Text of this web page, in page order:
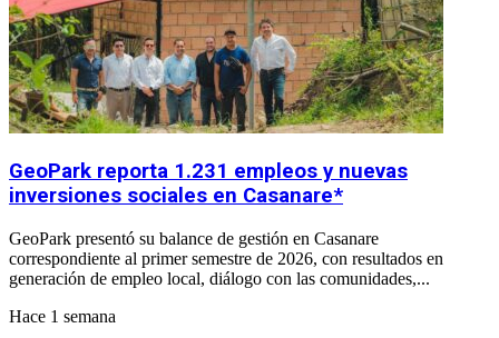
GeoPark reporta 1.231 empleos y nuevas
inversiones sociales en Casanare*
GeoPark presentó su balance de gestión en Casanare
correspondiente al primer semestre de 2026, con resultados en
generación de empleo local, diálogo con las comunidades,...
Hace 1 semana